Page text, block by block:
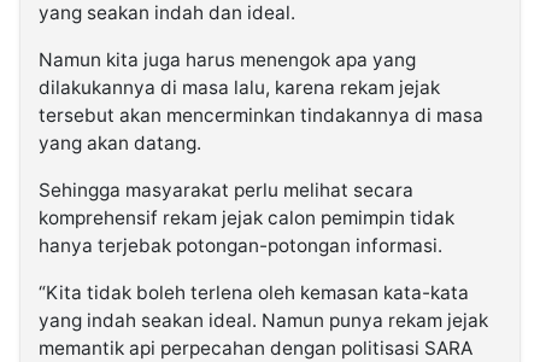
yang seakan indah dan ideal.
Namun kita juga harus menengok apa yang
dilakukannya di masa lalu, karena rekam jejak
tersebut akan mencerminkan tindakannya di masa
yang akan datang.
Sehingga masyarakat perlu melihat secara
komprehensif rekam jejak calon pemimpin tidak
hanya terjebak potongan-potongan informasi.
“Kita tidak boleh terlena oleh kemasan kata-kata
yang indah seakan ideal. Namun punya rekam jejak
memantik api perpecahan dengan politisasi SARA